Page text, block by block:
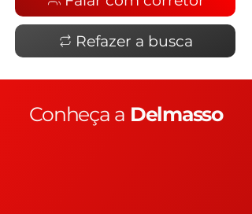
Refazer a busca
Conheça a Delmasso